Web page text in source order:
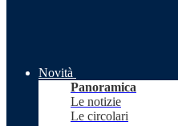
Novità
Panoramica
Le notizie
Le circolari